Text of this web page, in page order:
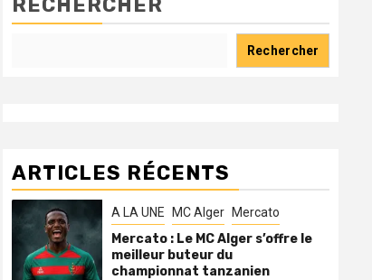
RECHERCHER
Rechercher
ARTICLES RÉCENTS
A LA UNE MC Alger Mercato
Mercato : Le MC Alger s’offre le
meilleur buteur du
championnat tanzanien